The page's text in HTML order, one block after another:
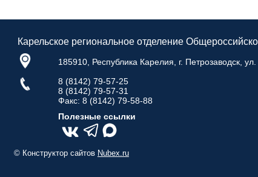
Карельское региональное отделение
185910, Республика Карелия, г. Петрозаводск,
8 (8142) 79-57-25
8 (8142) 79‑57‑31
Факс: 8 (8142) 79-58-88
Полезные ссылки
© Конструктор сайтов Nubex.ru